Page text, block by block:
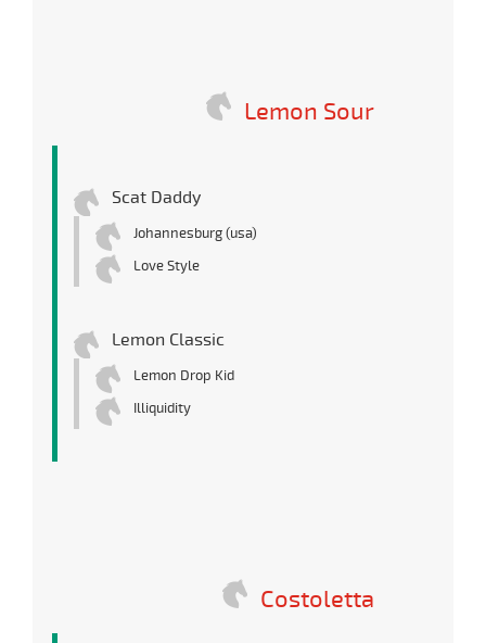
Lemon Sour
Scat Daddy
Johannesburg (usa)
Love Style
Lemon Classic
Lemon Drop Kid
Illiquidity
Costoletta